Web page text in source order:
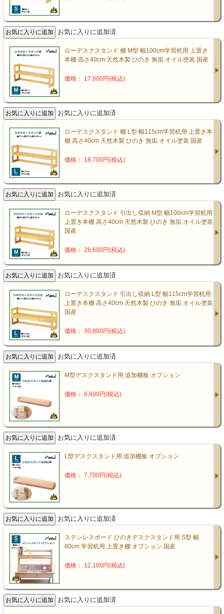
お気に入りに追加済
ローデスクスタンド 棚 M型 幅100cm学習机用 上置き
本棚 高さ40cm 天然木製 ひのき 無垢 オイル塗装 国産
価格： 17,600円(税込)
お気に入りに追加済
ローデスクスタンド 棚 L型 幅115cm学習机用 上置き本
棚 高さ40cm 天然木製 ひのき 無垢 オイル塗装 国産
価格： 18,700円(税込)
お気に入りに追加済
ローデスクスタンド 引出し収納 M型 幅100cm学習机用
上置き本棚 高さ40cm 天然木製 ひのき 無垢 オイル塗装
国産
価格： 28,600円(税込)
お気に入りに追加済
ローデスクスタンド 引出し収納 L型 幅115cm学習机用
上置き本棚 高さ40cm 天然木製 ひのき 無垢 オイル塗装
国産
価格： 30,800円(税込)
お気に入りに追加済
M型デスクスタンド用 追加棚板 オプション
価格： 6,600円(税込)
お気に入りに追加済
L型デスクスタンド用 追加棚板 オプション
価格： 7,700円(税込)
お気に入りに追加済
ステンレスボード ひのきデスクスタンド用 S型 幅
80cm 学習机用 上置き棚 オプション 国産
価格： 12,100円(税込)
お気に入りに追加済